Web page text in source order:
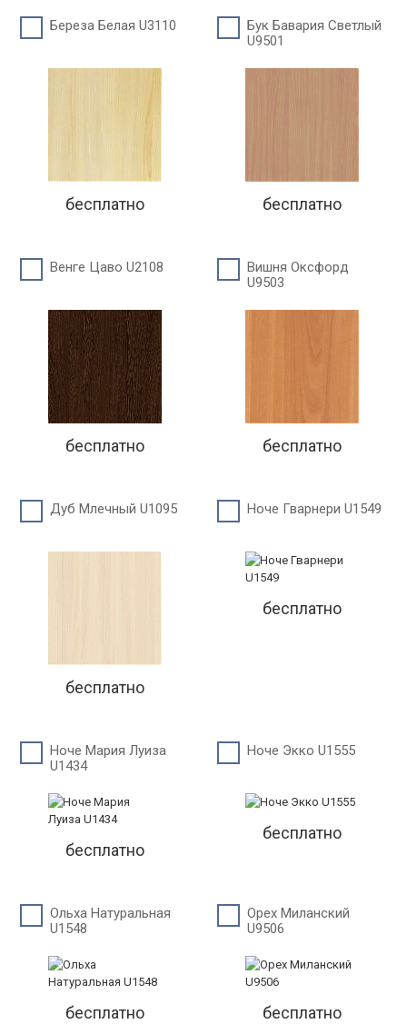
Береза Белая U3110
бесплатно
Бук Бавария Светлый
U9501
бесплатно
Венге Цаво U2108
бесплатно
Вишня Оксфорд
U9503
бесплатно
Дуб Млечный U1095
бесплатно
Ноче Гварнери U1549
бесплатно
Ноче Мария Луиза
U1434
бесплатно
Ноче Экко U1555
бесплатно
Ольха Натуральная
U1548
бесплатно
Орех Миланский
U9506
бесплатно